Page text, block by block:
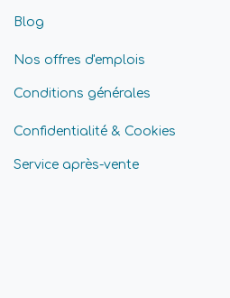
Blog
Nos offres d'emplois
Conditions générales
Confidentialité & Cookies
Service après-vente